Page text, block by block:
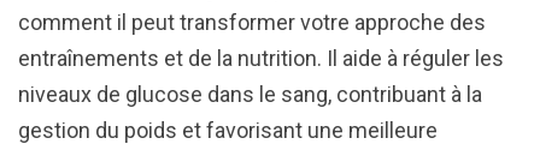
comment il peut transformer votre approche des
entraînements et de la nutrition. Il aide à réguler les
niveaux de glucose dans le sang, contribuant à la
gestion du poids et favorisant une meilleure